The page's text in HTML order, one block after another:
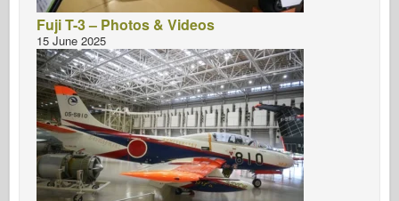
Fuji T-3 – Photos & Videos
15 June 2025